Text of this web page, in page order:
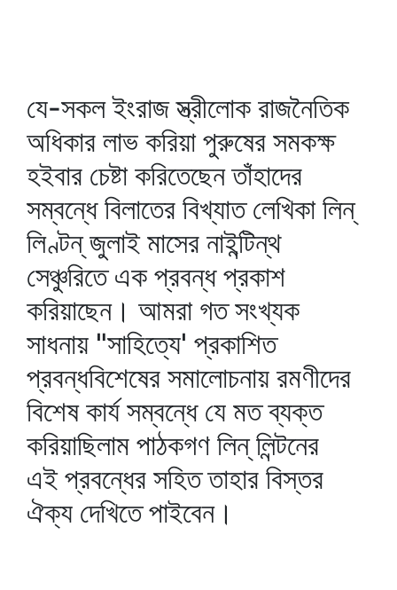
যে-সকল ইংরাজ স্ত্রীলোক রাজনৈতিক
অধিকার লাভ করিয়া পুরুষের সমকক্ষ
হইবার চেষ্টা করিতেছেন তাঁহাদের
সম্বন্ধে বিলাতের বিখ্যাত লেখিকা লিন্‌
লিণ্টন্‌ জুলাই মাসের নাইন্টিন্থ
সেঞ্চুরিতে এক প্রবন্ধ প্রকাশ
করিয়াছেন। আমরা গত সংখ্যক
সাধনায় "সাহিত্যে' প্রকাশিত
প্রবন্ধবিশেষের সমালোচনায় রমণীদের
বিশেষ কার্য সম্বন্ধে যে মত ব্যক্ত
করিয়াছিলাম পাঠকগণ লিন্‌ লিন্টনের
এই প্রবন্ধের সহিত তাহার বিস্তর
ঐক্য দেখিতে পাইবেন।